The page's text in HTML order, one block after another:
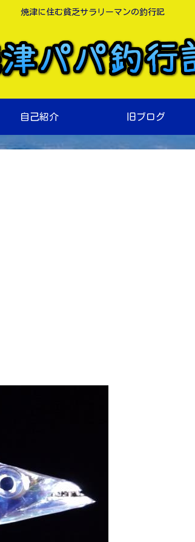
焼津に住む貧乏サラリーマンの釣行記
自己紹介 旧ブログ